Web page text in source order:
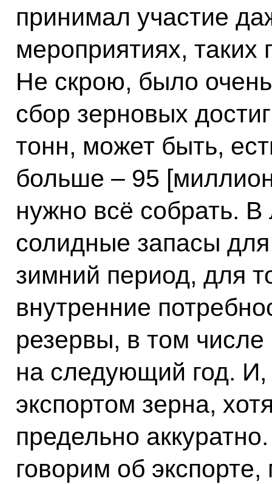
принимал участие
мероприятиях, таких
Не скрою, было
сбор зерновых
тонн, может быть,
больше – 95
нужно всё собрать.
солидные запасы
зимний период, для
внутренние
резервы, в том
на следующий год.
экспортом зерна,
предельно
говорим об